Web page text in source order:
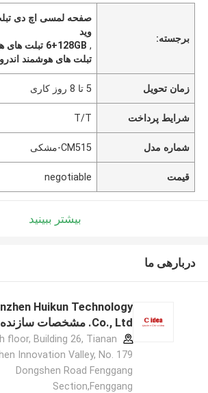
برجسته:
صفحه لمسی اچ دی
وید
, 6+128GB تبلت های هوشمند اندرویدی
تبلت های هوشمند اندرویدی
زمان تحویل 5 تا 8 روز کاری
شرایط پرداخت T/T
شماره مدل CM515-مشکی
قیمت negotiable
بیشتر ببینید
دربارهی ما
Huikun Technology
Co., Ltd. مشخصات سازنده
floor, Building 26, Tianan
Innovation Valley, No. 179
Dongshen Road Fenggang
Section,Fenggang